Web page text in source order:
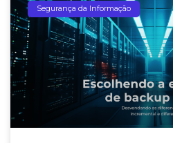
Segurança da Informação